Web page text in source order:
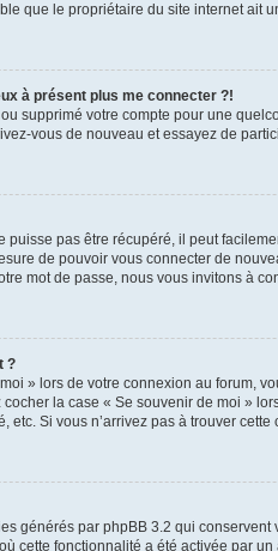
que le propriétaire du site internet ait
à présent plus me connecter ?!
ou supprimé votre compte pour une
vous de nouveau et essayez de
puisse pas être récupéré, il peut
de pouvoir vous connecter de
mot de passe, nous vous invitons à
?
» lors de votre connexion au forum,
la case « Se souvenir de moi »
Si vous n’arrivez pas à trouver
générés par phpBB 3.2 qui
cette fonctionnalité a été activée par